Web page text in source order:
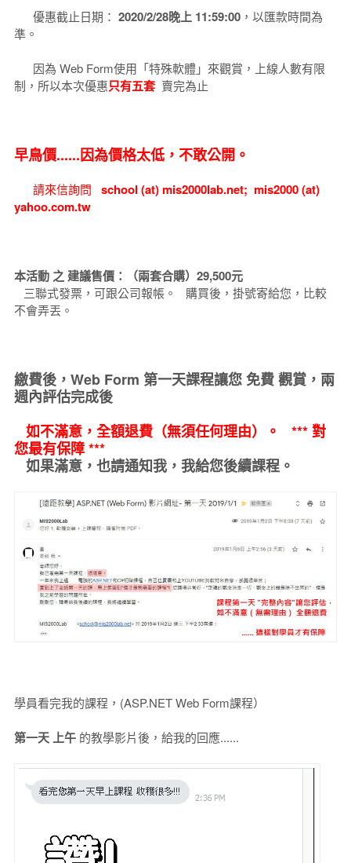
優惠截止日期： 2020/2/28晚上 11:59:00，以匯款時間為
準。
因為 Web Form使用「特殊軟體」來觀賞，上線人數有限
制，所以本次優惠只有五套 賣完為止
早鳥價......因為價格太低，不敢公開。
請來信詢問 school (at) mis2000lab.net; mis2000 (at)
yahoo.com.tw
本活動 之 建議售價：（兩套合購）29,500元
三聯式發票，可跟公司報帳。 購買後，掛號寄給您，比較
不會弄丟。
繳費後，Web Form 第一天課程讓您免費觀賞， 兩
週內評估完成後
如不滿意，全額退費（無須任何理由）。 *** 對
您最有保障 ***
如果滿意，也請通知我，我給您後續課程。
學員看完我的課程，(ASP.NET Web Form課程）
第一天 上午的教學影片後，給我的回應......